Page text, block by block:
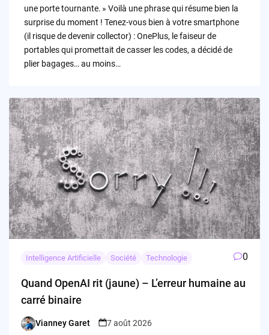
une porte tournante. » Voilà une phrase qui résume bien la
surprise du moment ! Tenez-vous bien à votre smartphone
(il risque de devenir collector) : OnePlus, le faiseur de
portables qui promettait de casser les codes, a décidé de
plier bagages… au moins…
Intelligence Artificielle Société Technologie 0
Quand OpenAI rit (jaune) – L’erreur humaine au
carré binaire
Posted
Vianney Garet 7 août 2026